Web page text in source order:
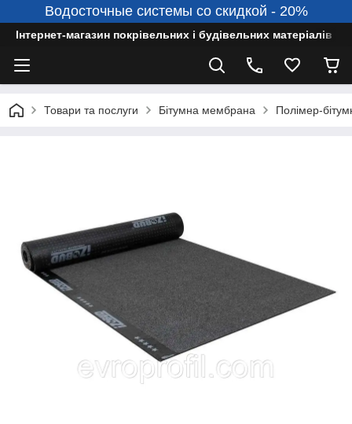
Водосточные системы со скидкой - 20%
Інтернет-магазин покрівельних і будівельних матеріалів
Товари та послуги Бітумна мембрана Полімер-